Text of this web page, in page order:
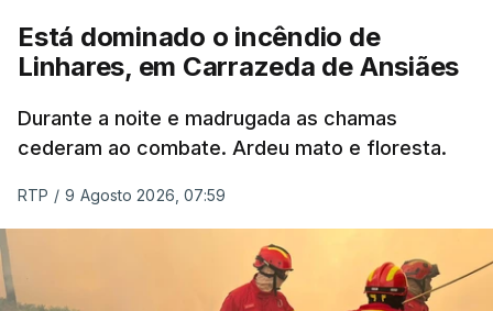
ESTE CONTEÚDO ESTÁ NESTE
Está dominado o incêndio de
Linhares, em Carrazeda de Ansiães
Durante a noite e madrugada as chamas
cederam ao combate. Ardeu mato e floresta.
RTP / 9 Agosto 2026, 07:59